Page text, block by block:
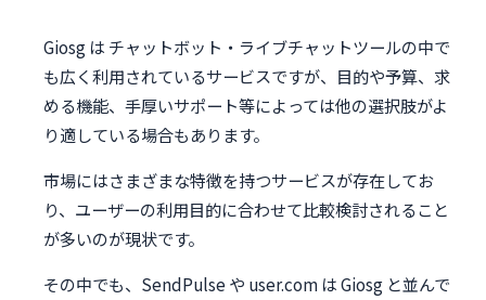
Giosg は チャットボット・ライブチャットツールの中で
も広く利用されているサービスですが、目的や予算、求
める機能、手厚いサポート等によっては他の選択肢がよ
り適している場合もあります。
市場にはさまざまな特徴を持つサービスが存在してお
り、ユーザーの利用目的に合わせて比較検討されること
が多いのが現状です。
その中でも、SendPulse や user.com は Giosg と並んで